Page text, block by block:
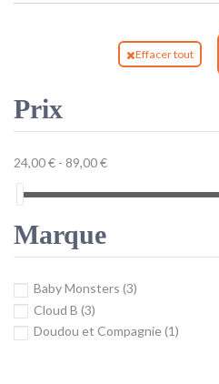
Effacer tout
Prix
24,00 € - 89,00 €
Marque
Baby Monsters (3)
Cloud B (3)
Doudou et Compagnie(1)